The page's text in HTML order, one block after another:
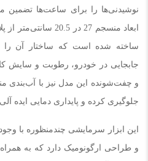
نوشیدنی‌ها را برای ساعت‌ها تضمین
ابعاد منسجم 27 در
ساخته شده است که ساختار آن را
جابجایی در خودرو، رطوبت و سایش
و چفت‌شونده این مدل نیز با آب‌بندی
جلوگیری کرده و پایداری دمایی ایده
این ابزار سرمایشی چندمنظوره با
و طراحی ارگونومیک دارد که به